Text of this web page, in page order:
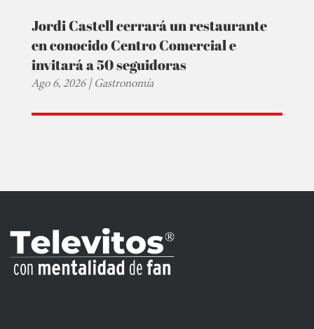
Jordi Castell cerrará un restaurante
en conocido Centro Comercial e
invitará a 50 seguidoras
Ago 6, 2026|Gastronomía